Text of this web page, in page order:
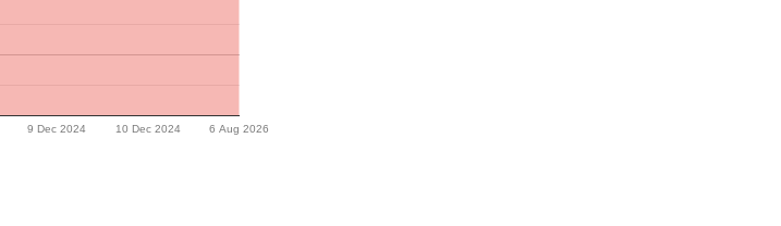
9 Dec 2024 10 Dec 2024 6 Aug 2026